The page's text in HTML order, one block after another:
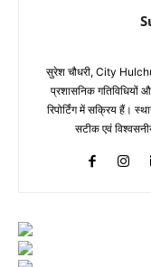
सुरेश चौधरी, City
प्रशासनिक गतिविधियों
रिपोर्टिंग में सक्रिय हैं।
सटीक एवं